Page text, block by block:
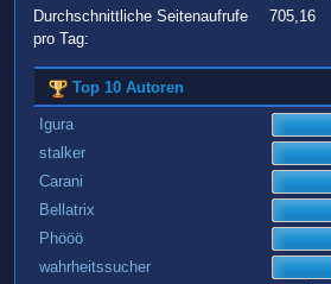
Durchschnittliche Seitenaufrufe
pro Tag:
705,16
Top 10 Autoren
Igura
stalker
Carani
Bellatrix
Phööö
wahrheitssucher